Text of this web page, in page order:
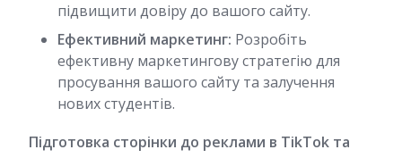
підвищити довіру до вашого сайту.
Ефективний маркетинг: Розробіть
ефективну маркетингову стратегію для
просування вашого сайту та залучення
нових студентів.
Підготовка сторінки до реклами в TikTok та